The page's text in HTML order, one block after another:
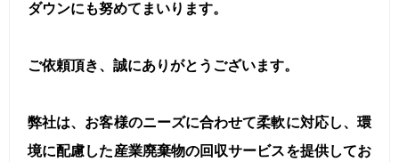
ダウンにも努めてまいります。
ご依頼頂き、誠にありがとうございます。
弊社は、お客様のニーズに合わせて柔軟に対応し、環
境に配慮した産業廃棄物の回収サービスを提供してお